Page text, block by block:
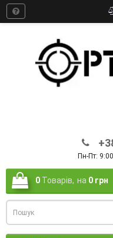
Пн-Пт:
0 Товарів, на 0 грн